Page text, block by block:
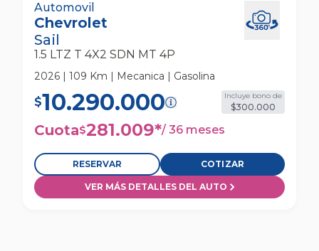
Chevrolet Sail 1.5 Ltz T 4x2 Sdn Mt 4p
Automovil
Automovil
Chevrolet
Sail
1.5 LTZ T 4X2 SDN MT 4P
2026 | 109 Km | Mecanica | Gasolina
$10.290.000 Incluye bono de
$300.000
Cuota$281.009*/ 36 meses
RESERVAR COTIZAR
VER MÁS DETALLES DEL AUTO